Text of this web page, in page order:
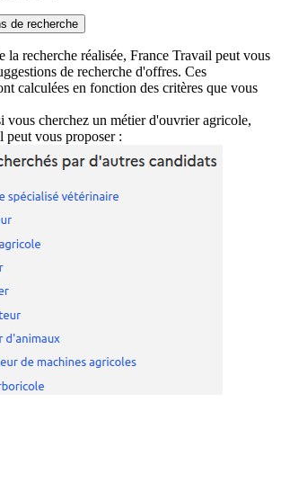
de recherche
la recherche réalisée, France Travail peut vous
de recherche d'offres. Ces
calculées en fonction des critères que vous
vous cherchez un métier d'ouvrier agricole,
peut vous proposer :